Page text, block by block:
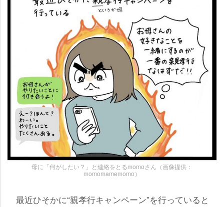
母に「何がしたい？」と連絡をとるmomoさん（画像提供：
momomamemomo）
最近ひそかに“親孝行キャンペーン”を行っていると